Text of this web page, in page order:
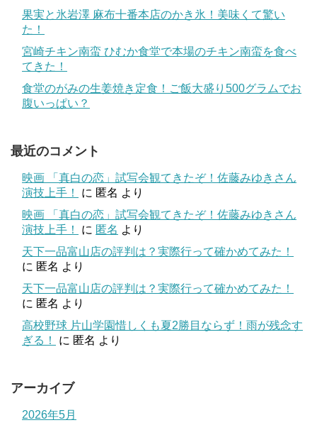
果実と氷岩澤 麻布十番本店のかき氷！美味くて驚い
た！
宮崎チキン南蛮 ひむか食堂で本場のチキン南蛮を食べ
てきた！
食堂のがみの生姜焼き定食！ご飯大盛り500グラムでお
腹いっぱい？
最近のコメント
映画 「真白の恋」試写会観てきたぞ！佐藤みゆきさん
演技上手！
に 匿名 より
映画 「真白の恋」試写会観てきたぞ！佐藤みゆきさん
演技上手！
に 匿名 より
天下一品富山店の評判は？実際行って確かめてみた！
に 匿名 より
天下一品富山店の評判は？実際行って確かめてみた！
に 匿名 より
高校野球 片山学園惜しくも夏2勝目ならず！雨が残念す
ぎる！
に 匿名 より
アーカイブ
2026年5月